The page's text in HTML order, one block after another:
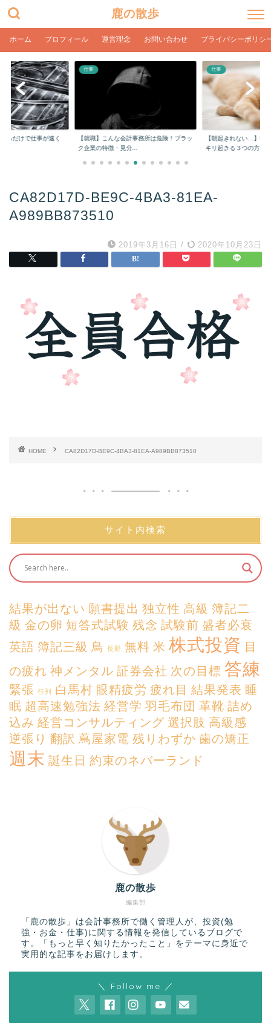
鹿の散歩
ホーム プロフィール 運営理念 お問い合わせ プライバシーポリシ
るだけで仕事が速く
仕事
【就職】こんな会計事務所は危険！ブラッ
ク企業の特徴・見分...
仕事
【朝起きれない…】学
キリ起きる３つの方...
CA82D17D-BE9C-4BA3-81EA-
A989BB873510
2019年3月16日 / 2020年10月23日
HOME CA82D17D-BE9C-4BA3-81EA-A989BB873510
サイト内検索
結果が出ない 願書提出 独立性 高級 簿記二
級 金の卵 短答式試験 残念 試験前 盛者必衰
英語 簿記三級 鳥 長野 無料 米 株式投資 目
の疲れ 神メンタル 証券会社 次の目標 答練
緊張 行列 白馬村 眼精疲労 疲れ目 結果発表 睡
眠 超高速勉強法 経営学 羽毛布団 革靴 詰め
込み 経営コンサルティング 選択肢 高級感
逆張り 翻訳 蔦屋家電 残りわずか 歯の矯正
週末 誕生日 約束のネバーランド
編集部
鹿の散歩
「鹿の散歩」は会計事務所で働く管理人が、投資(勉
強・お金・仕事)に関する情報を発信しているブログで
す。「もっと早く知りたかったこと」をテーマに身近で
実用的な記事をお届けします。
＼ Follow me ／